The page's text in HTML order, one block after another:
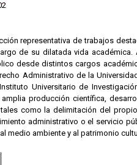
representativa de trabajos
de su dilatada vida
desde distintos cargos
Administrativo de la
Universitario de
producción científica,
como la delimitación del
administrativo o el servicio
medio ambiente y al patrimonio